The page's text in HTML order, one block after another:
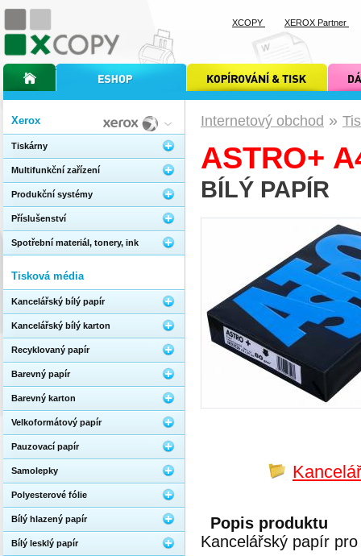
Internetový obchod »
ASTRO+
BÍLÝ PAPÍR
Popis produktu
Kancelářský papír
Xerox
Tiskárny
Multifunkční zařízení
Produkční systémy
Příslušenství
Spotřební materiál, tonery, ink
Tisková média
Kancelářský bílý papír
Kancelářský bílý karton
Recyklovaný papír
Barevný papír
Barevný karton
Velkoformátový papír
Pauzovací papír
Samolepky
Polyesterové fólie
Bílý hlazený papír
Bílý lesklý papír
úvodní stránka xcopyinternetový obchod xcopy kopírování a tisk xcopy dárkové
XCOPY XEROX Partner